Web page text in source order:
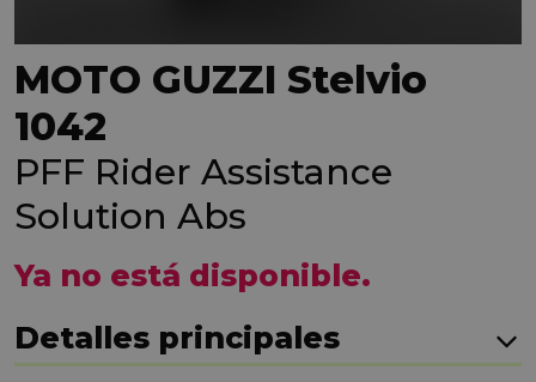
MOTO GUZZI Stelvio
1042
PFF Rider Assistance
Solution Abs
Ya no está disponible.
Detalles principales